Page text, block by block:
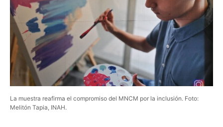
La muestra reafirma el compromiso del MNCM por la inclusión. Foto:
Melitón Tapia, INAH.